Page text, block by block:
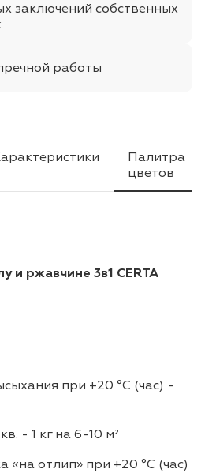
заключений собственных
работы
Палитра
цветов
и ржавчине 3в1 CERTA
при +20 °С (час) -
- 1 кг на 6-10 м²
«на отлип» при +20 °С (час)